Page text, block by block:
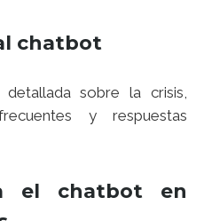
chatbot
sobre la crisis,
y respuestas
el chatbot en